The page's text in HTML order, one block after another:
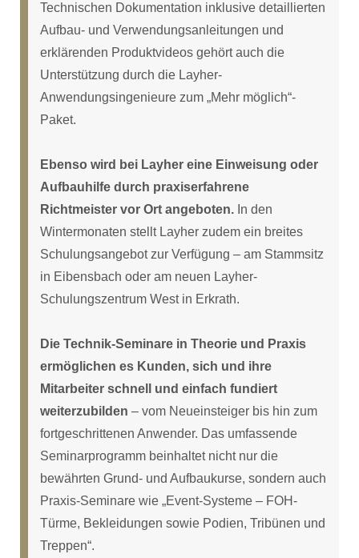
Technischen Dokumentation inklusive detaillierten
Aufbau- und Verwendungsanleitungen und
erklärenden Produktvideos gehört auch die
Unterstützung durch die Layher-
Anwendungsingenieure zum „Mehr möglich“-
Paket.
Ebenso wird bei Layher eine Einweisung oder
Aufbauhilfe durch praxiserfahrene
Richtmeister vor Ort angeboten. In den
Wintermonaten stellt Layher zudem ein breites
Schulungsangebot zur Verfügung – am Stammsitz
in Eibensbach oder am neuen Layher-
Schulungszentrum West in Erkrath.
Die Technik-Seminare in Theorie und Praxis
ermöglichen es Kunden, sich und ihre
Mitarbeiter schnell und einfach fundiert
weiterzubilden – vom Neueinsteiger bis hin zum
fortgeschrittenen Anwender. Das umfassende
Seminarprogramm beinhaltet nicht nur die
bewährten Grund- und Aufbaukurse, sondern auch
Praxis-Seminare wie „Event-Systeme – FOH-
Türme, Bekleidungen sowie Podien, Tribünen und
Treppen“.